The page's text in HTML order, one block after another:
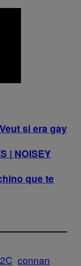
si era gay
| NOISEY
que te
connan